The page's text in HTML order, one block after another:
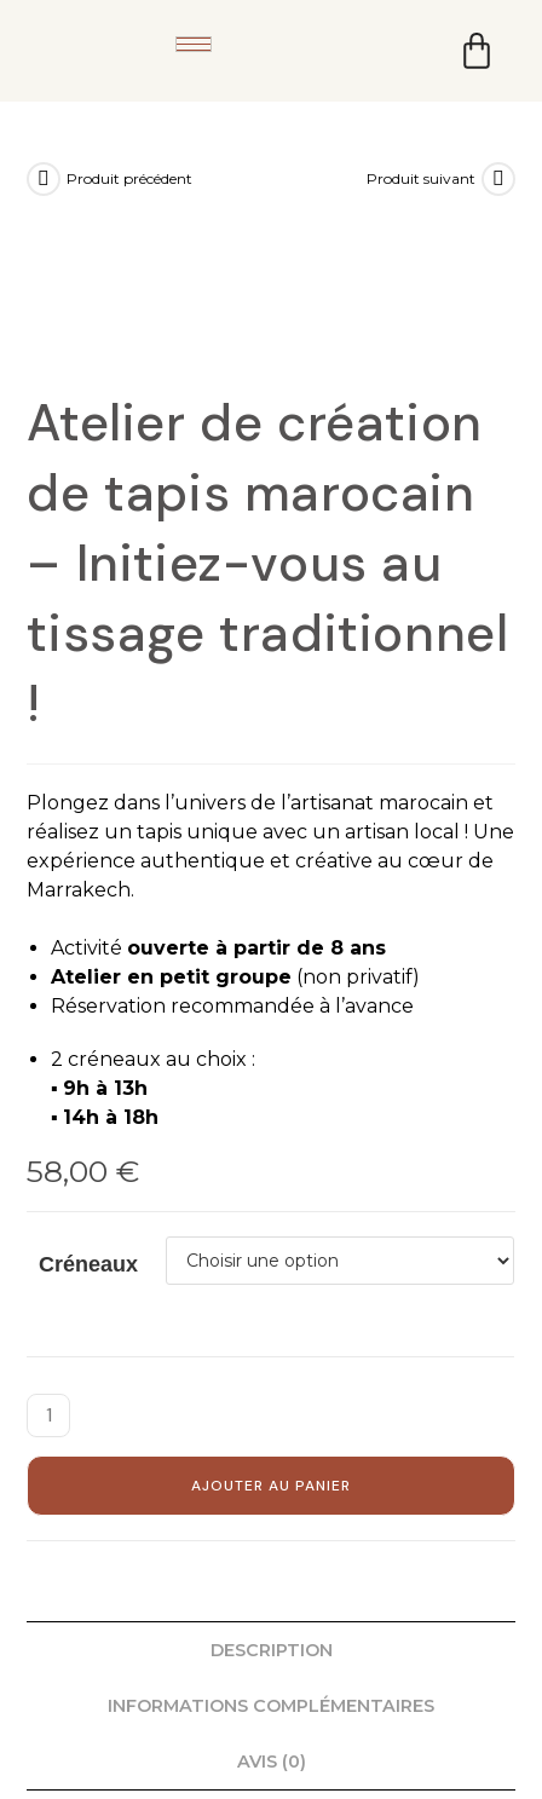
Produit précédent Produit suivant
Atelier de création
de tapis marocain
– Initiez-vous au
tissage traditionnel
!
Plongez dans l’univers de l’artisanat marocain et
réalisez un tapis unique avec un artisan local ! Une
expérience authentique et créative au cœur de
Marrakech.
Activité ouverte à partir de 8 ans
Atelier en petit groupe (non privatif)
Réservation recommandée à l’avance
2 créneaux au choix :
▪️ 9h à 13h
▪️ 14h à 18h
58,00€
Créneaux
AJOUTER AU PANIER
DESCRIPTION
INFORMATIONS COMPLÉMENTAIRES
AVIS (0)